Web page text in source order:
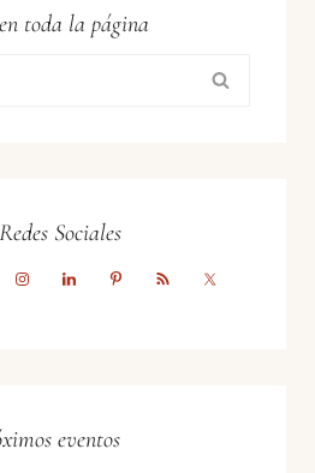
toda la página
Sociales
eventos